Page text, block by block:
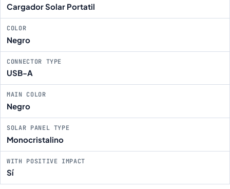
Cargador Solar Portatil
COLOR
Negro
CONNECTOR TYPE
USB-A
MAIN COLOR
Negro
SOLAR PANEL TYPE
Monocristalino
WITH POSITIVE IMPACT
Sí